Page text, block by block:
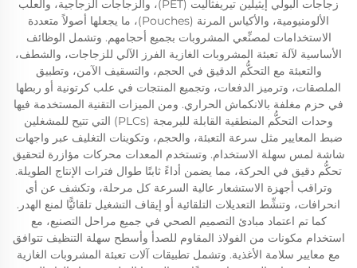
زجاجات البولي إيثيلين تيريفثاليت (PET)، والزجاجات الزجاجية، والعلب
الألومنيومية، والأكياس المرنة (Pouches)، ما يجعلها أصولاً متعددة
الاستخدامات لمصنِّعي المشروبات بجميع أحجامهم. وتشمل الوظائف
الأساسية لآلة تعبئة المشروبات الغازية الفرز الآلي للزجاجات، والشطف،
والتعبئة مع التحكُّم الدقيق في الحجم، والتسقيف الآمن، وتطبيق
الملصقات، وترميز الدفعات، وتجميع المنتجات في علب كرتونية أو ربطها
في حزم مغلفة بالانكماش الحراري. ومن الميزات التقنية المستخدمة فيها
وحدات التحكُّم المنطقية القابلة للبرمجة (PLCs) التي تتيح للمشغلين
ضبط المعايير مثل سرعة التعبئة، والحجم، وتكوينات التغليف عبر واجهات
شاشة لمس سهلة الاستخدام. وتستخدم المعدات محركات مؤازرة لتحقيق
تحكُّم دقيق في الحركة، مما يضمن أداءً ثابتًا طوال فترات الإنتاج الطويلة.
وتراقب أجهزة الاستشعار عالية السرعة كل مرحلة، وتكشف عن أي
انحرافات، وتنشِّط التعديلات التلقائية أو إيقاف التشغيل تلقائيًّا لمنع الهدر.
كما تم اعتماد مبادئ التصميم الصحي في جميع مراحل التصنيع، مع
استخدام مكونات من الفولاذ المقاوم للصدأ وأسطح سهلة التنظيف تتوافق
مع معايير سلامة الأغذية. وتشمل تطبيقات آلات تعبئة المشروبات الغازية